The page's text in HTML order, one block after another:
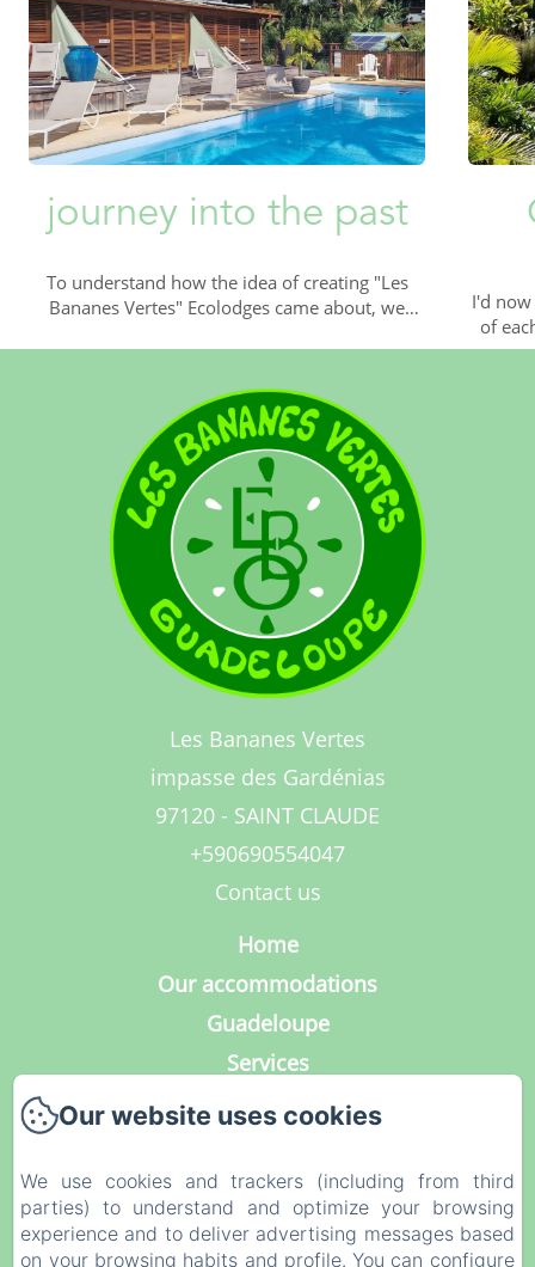
journey into the past
To understand how the idea of creating "Les
Bananes Vertes" Ecolodges came about, we
I'd
of
the
Les Bananes Vertes
impasse des Gardénias
97120 - SAINT CLAUDE
+590690554047
Contact us
Home
Our accommodations
Guadeloupe
Services
Photo Gallery
Our blog
Legal notice
Privacy Policy
Our website uses cookies
We use cookies and trackers (including from third
parties) to understand and optimize your browsing
experience and to deliver advertising messages based
on your browsing habits and profile. You can configure